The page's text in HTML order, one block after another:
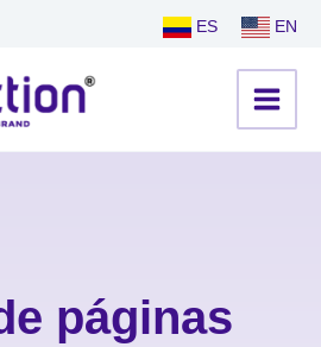
ES EN
páginas